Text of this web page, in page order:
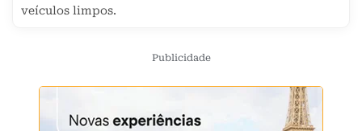
veículos limpos.
Publicidade